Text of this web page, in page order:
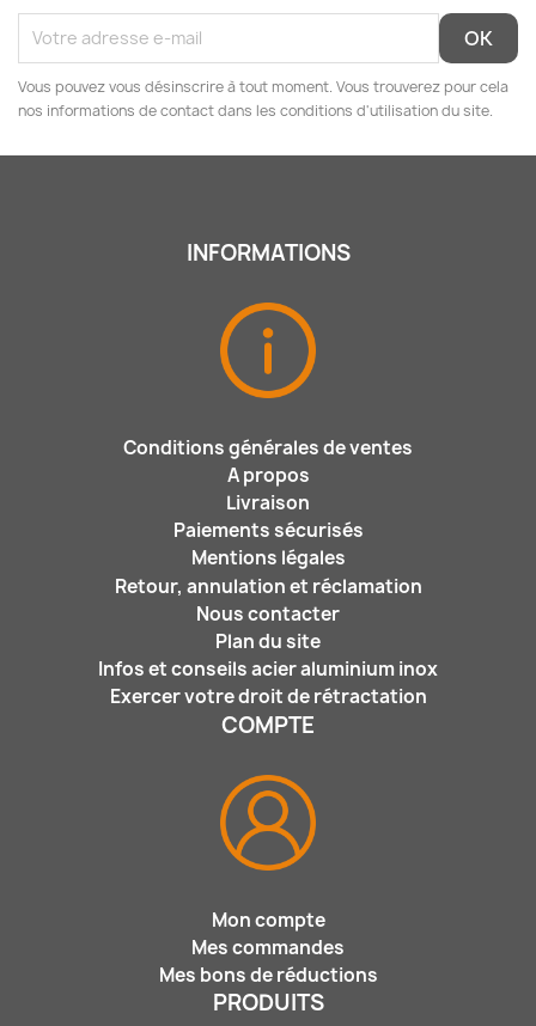
Vous pouvez vous désinscrire à tout moment. Vous trouverez pour cela
nos informations de contact dans les conditions d'utilisation du site.
INFORMATIONS
Conditions générales de ventes
A propos
Livraison
Paiements sécurisés
Mentions légales
Retour, annulation et réclamation
Nous contacter
Plan du site
Infos et conseils acier aluminium inox
Exercer votre droit de rétractation
COMPTE
Mon compte
Mes commandes
Mes bons de réductions
PRODUITS